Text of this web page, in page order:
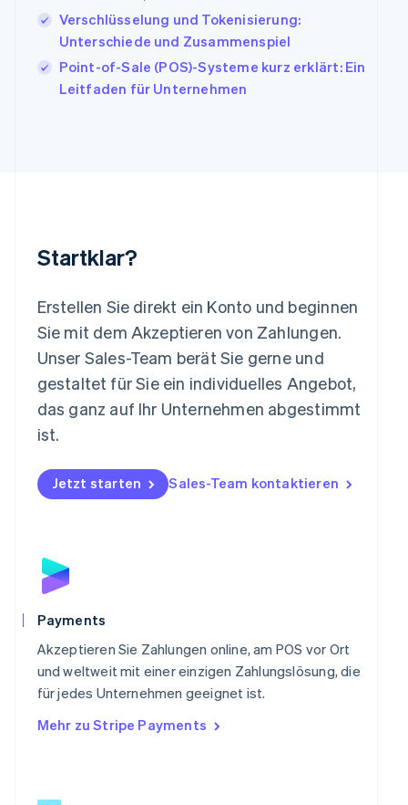
Verschlüsselung und Tokenisierung:
Unterschiede und Zusammenspiel
Point-of-Sale (POS)-Systeme kurz erklärt: Ein
Leitfaden für Unternehmen
Startklar?
Erstellen Sie direkt ein Konto und beginnen
Sie mit dem Akzeptieren von Zahlungen.
Unser Sales-Team berät Sie gerne und
gestaltet für Sie ein individuelles Angebot,
das ganz auf Ihr Unternehmen abgestimmt
ist.
Jetzt starten Sales-Team kontaktieren
Payments
Akzeptieren Sie Zahlungen online, am POS vor Ort
und weltweit mit einer einzigen Zahlungslösung, die
für jedes Unternehmen geeignet ist.
Mehr zu Stripe Payments
Kroatien
EnglishItaliano
English
Liechtenstein
English
Español English
Neuseeland
English
Niederlande
Norwegen
English
Polen
English
Portugal
Schweden
Deutsch
Singapur
English 简体中文
Slowakei
English
Slowenien